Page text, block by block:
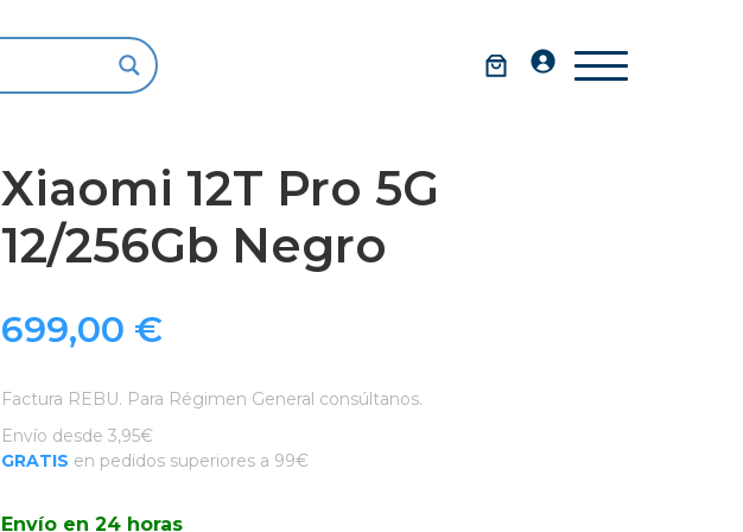
Xiaomi 12T Pro 5G
12/256Gb Negro
699,00 €
Factura REBU. Para Régimen General consúltanos.
Envío desde 3,95€
GRATIS en pedidos superiores a 99€
Envío en 24 horas